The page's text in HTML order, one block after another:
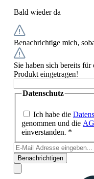
Bald wieder da
Benachrichtige mich,
Sie haben sich bereits
Produkt eingetragen!
Datenschutz
Ich habe die
genommen und die
einverstanden. *
Benachrichtigen